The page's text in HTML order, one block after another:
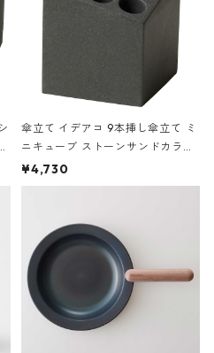
傘立て イデアコ 9本挿し傘立て ミ
ニキューブ ストーンサンドカラー
石調 ideaco Umbrella Stand CUB
E ストーンサンドブラック
¥4,730